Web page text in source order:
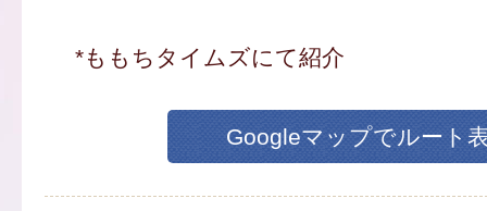
*ももちタイムズにて紹介
Googleマップでルート